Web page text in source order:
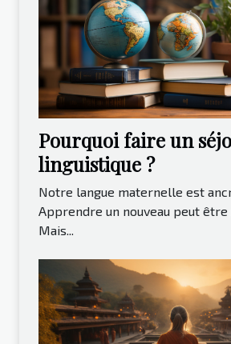
Pourquoi faire un
linguistique ?
Notre langue maternelle est
Apprendre un nouveau peut
Mais...